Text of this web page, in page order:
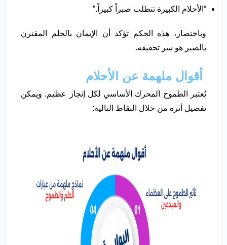
“الأحلام الكبيرة تتطلب صبراً كبيراً.”
وباختصار، هذه الحكم تؤكد أن الإيمان بالحلم المقترن
بالصبر هو سر تحقيقه.
أقوال ملهمة عن الأحلام
يُعتبر الطموح المحرك الأساسي لكل إنجاز عظيم. ويمكن
تفصيل أثره من خلال النقاط التالية: